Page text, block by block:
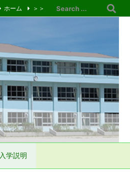
入学説明
ホーム ＞＞